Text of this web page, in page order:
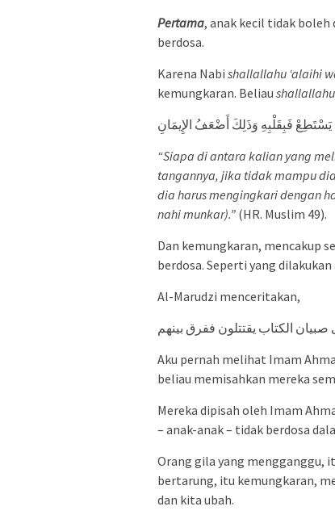
Pertama, anak kecil tidak
berdosa.
Karena Nabi shallallahu ‘alaihi
kemungkaran. Beliau
فَبِقَلْبِهِ وَذَلِكَ أَضْعَفُ الإِيمَانِ
“Siapa di antara kalian yang
tangannya, jika tidak mampu
dia harus mengingkari dengan
nahi munkar).” (HR. Muslim 49).
Dan kemungkaran, mencakup
berdosa. Seperti yang
Al-Marudzi menceritakan,
صبيان الكتاب يقتتلون ففرق بينهم
Aku pernah melihat Imam
beliau memisahkan mereka
Mereka dipisah oleh Imam
– anak-anak – tidak berdosa
Orang gila yang mengganggu,
bertarung, itu kemungkaran,
dan kita ubah.